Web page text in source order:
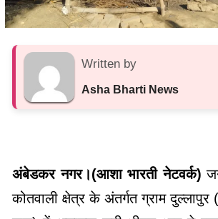
Written by
Asha Bharti News
अंबेडकर नगर।(आशा भारती नेटवर्क)
कोतवाली क्षेत्र के अंतर्गत ग्राम दुल्लापुर